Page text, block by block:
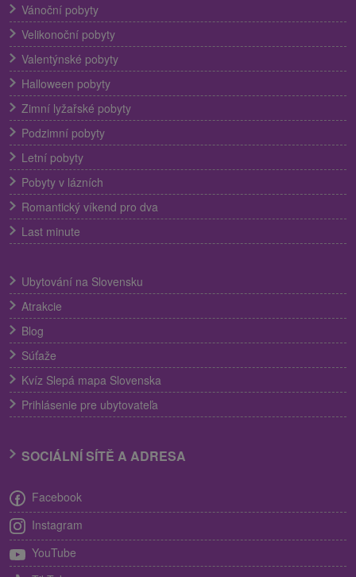
Vánoční pobyty
Velikonoční pobyty
Valentýnské pobyty
Halloween pobyty
Zimní lyžařské pobyty
Podzimní pobyty
Letní pobyty
Pobyty v lázních
Romantický víkend pro dva
Last minute
Ubytování na Slovensku
Atrakcie
Blog
Súťaže
Kvíz Slepá mapa Slovenska
Prihlásenie pre ubytovateľa
SOCIÁLNÍ SÍTĚ A ADRESA
Facebook
Instagram
YouTube